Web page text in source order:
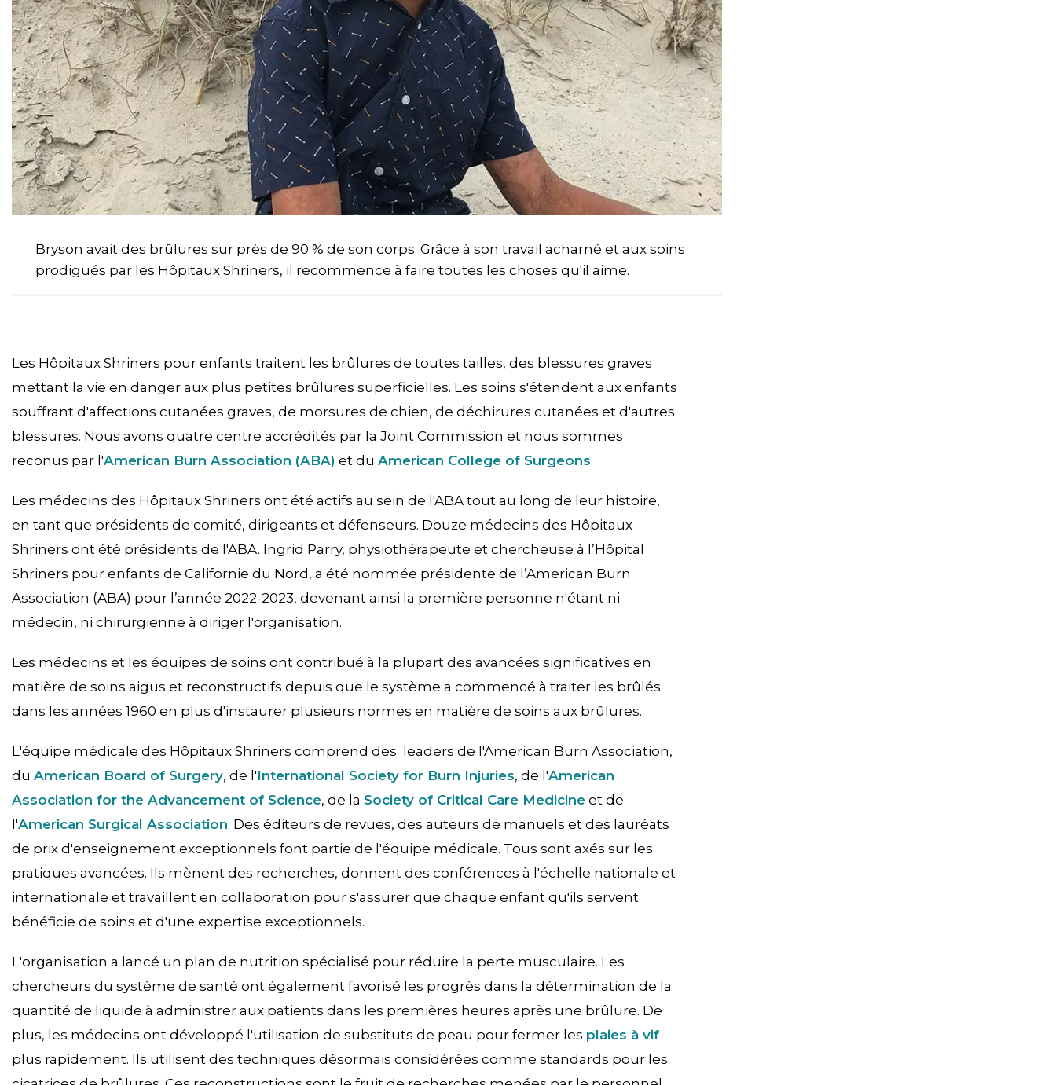
Bryson avait des brûlures sur près de 90 % de son corps. Grâce à son travail acharné et aux soins
prodigués par les Hôpitaux Shriners, il recommence à faire toutes les choses qu'il aime.
Les Hôpitaux Shriners pour enfants traitent les brûlures de toutes tailles, des blessures graves
mettant la vie en danger aux plus petites brûlures superficielles. Les soins s'étendent aux enfants
souffrant d'affections cutanées graves, de morsures de chien, de déchirures cutanées et d'autres
blessures. Nous avons quatre centre accrédités par la Joint Commission et nous sommes
reconus par l'American Burn Association (ABA) et du American College of Surgeons.
Les médecins des Hôpitaux Shriners ont été actifs au sein de l'ABA tout au long de leur histoire,
en tant que présidents de comité, dirigeants et défenseurs. Douze médecins des Hôpitaux
Shriners ont été présidents de l'ABA. Ingrid Parry, physiothérapeute et chercheuse à l’Hôpital
Shriners pour enfants de Californie du Nord, a été nommée présidente de l’American Burn
Association (ABA) pour l’année 2022-2023, devenant ainsi la première personne n'étant ni
médecin, ni chirurgienne à diriger l'organisation.
Les médecins et les équipes de soins ont contribué à la plupart des avancées significatives en
matière de soins aigus et reconstructifs depuis que le système a commencé à traiter les brûlés
dans les années 1960 en plus d'instaurer plusieurs normes en matière de soins aux brûlures.
L'équipe médicale des Hôpitaux Shriners comprend des leaders de l'American Burn Association,
du American Board of Surgery, de l'International Society for Burn Injuries, de l'American
Association for the Advancement of Science, de la Society of Critical Care Medicine et de
l'American Surgical Association. Des éditeurs de revues, des auteurs de manuels et des lauréats
de prix d'enseignement exceptionnels font partie de l'équipe médicale. Tous sont axés sur les
pratiques avancées. Ils mènent des recherches, donnent des conférences à l'échelle nationale et
internationale et travaillent en collaboration pour s'assurer que chaque enfant qu'ils servent
bénéficie de soins et d'une expertise exceptionnels.
L'organisation a lancé un plan de nutrition spécialisé pour réduire la perte musculaire. Les
chercheurs du système de santé ont également favorisé les progrès dans la détermination de la
quantité de liquide à administrer aux patients dans les premières heures après une brûlure. De
plus, les médecins ont développé l'utilisation de substituts de peau pour fermer les plaies à vif
plus rapidement. Ils utilisent des techniques désormais considérées comme standards pour les